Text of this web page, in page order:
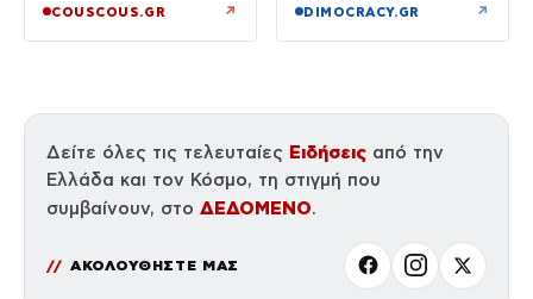
COUSCOUS.GR ↗ DIMOCRACY.GR ↗
Δείτε όλες τις τελευταίες Ειδήσεις από την
Ελλάδα και τον Κόσμο, τη στιγμή που
συμβαίνουν, στο ΔΕΔΟΜΕΝΟ.
ΑΚΟΛΟΥΘΗΣΤΕ ΜΑΣ